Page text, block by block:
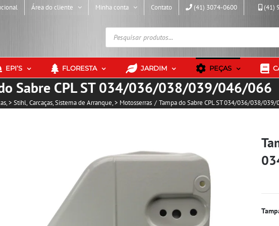
Área do cliente Minha conta Contato (41) 3074-0600 (41)
Pesquisar
produtos
EPI’S FLORESTA JARDIM PEÇAS
Sabre CPL ST 034/036/038/039/046/066
> Stihl Carcaças Sistema de Arranque > Motosserras Tampa do Sabre CPL ST 034/036/038/